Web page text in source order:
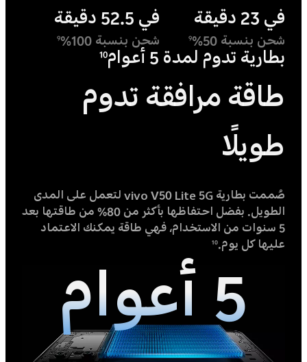
في 23 دقيقة
شحن بنسبة 50% 9
في 52.5 دقيقة
شحن بنسبة 100% 9
بطارية تدوم لمدة 5 أعوام 10
طاقة مرافقة تدوم
طويلًا
صُممت بطارية vivo V50 Lite 5G لتعمل على المدى
الطويل. بفضل احتفاظها بأكثر من 80% من طاقتها بعد
5 سنوات من الاستخدام، فهي طاقة يمكنك الاعتماد
عليها كل يوم.10
5 أعوام